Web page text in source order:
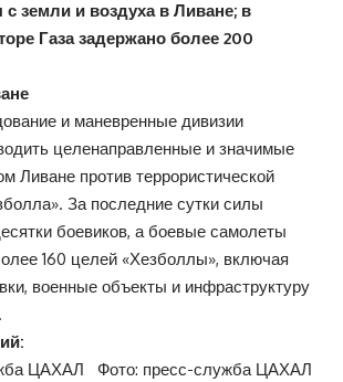
земли и воздуха в Ливане; в
Газа задержано более 200
и маневренные дивизии
целенаправленные и значимые
Ливане против террористической
За последние сутки силы
боевиков, а боевые самолеты
160 целей «Хезболлы», включая
военные объекты и инфраструктуру
ЦАХАЛ Фото: пресс-служба ЦАХАЛ